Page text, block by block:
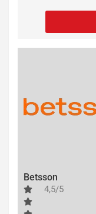
Betsson
4,5/5